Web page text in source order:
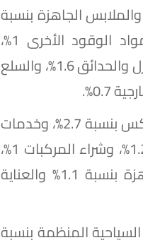
الجاهزة بنسبة
1.7% لكل منهما، وصيانة وإصلاح المسكن 0.8%، والكهرباء والغاز ومواد الوقود الأخرى 1%،
والمفروشات المنزلية 0.5%، والأجهزة المنزلية 0.9%، وأدوات ومعدات المنازل والحدائق 1.6%، والسلع
وفي قطاع الاتصالات والنقل، ارتفعت أسعار معدات خدمات الهاتف والفاكس بنسبة 2.7%، وخدمات
الهاتف والفاكس 10.4%، ومعدات الصوت والصورة وتجهيز المعلومات 1.2%، وشراء المركبات 1%،
والإنفاق على النقل الخاص 0.5%، إلى جانب ارتفاع أسعار الوجبات الجاهزة بنسبة 1.1% والعناية
المنظمة بنسبة